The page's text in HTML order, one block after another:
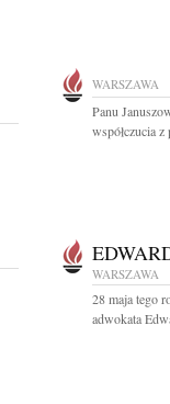
WARSZAWA
Panu
współczucia
WARSZAWA
28 maja tego
adwokata